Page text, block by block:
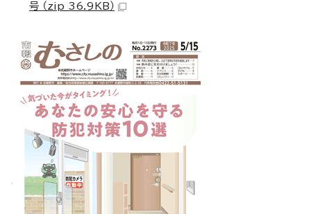
号 （zip 36.9KB）